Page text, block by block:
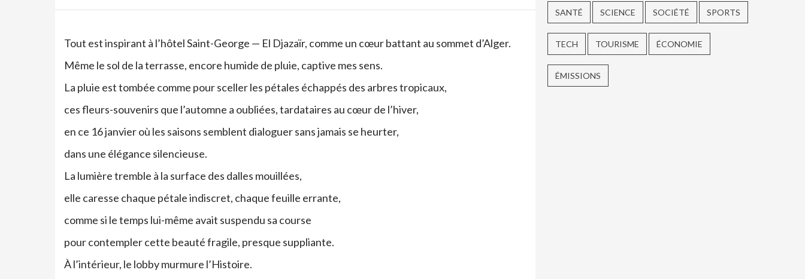
Tout est inspirant à l’hôtel Saint-George — El Djazaïr, comme un cœur battant au sommet d’Alger.
Même le sol de la terrasse, encore humide de pluie, captive mes sens.
La pluie est tombée comme pour sceller les pétales échappés des arbres tropicaux,
ces fleurs-souvenirs que l’automne a oubliées, tardataires au cœur de l’hiver,
en ce 16 janvier où les saisons semblent dialoguer sans jamais se heurter,
dans une élégance silencieuse.
La lumière tremble à la surface des dalles mouillées,
elle caresse chaque pétale indiscret, chaque feuille errante,
comme si le temps lui-même avait suspendu sa course
pour contempler cette beauté fragile, presque suppliante.
À l’intérieur, le lobby murmure l’Histoire.
SANTÉ SCIENCE SOCIÉTÉ SPORTS
TECH TOURISME ÉCONOMIE
ÉMISSIONS